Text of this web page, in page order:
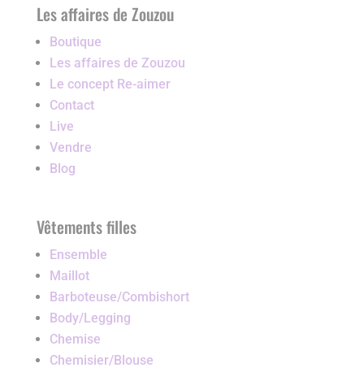
Les affaires de Zouzou
Boutique
Les affaires de Zouzou
Le concept Re-aimer
Contact
Live
Vendre
Blog
Vêtements filles
Ensemble
Maillot
Barboteuse/Combishort
Body/Legging
Chemise
Chemisier/Blouse